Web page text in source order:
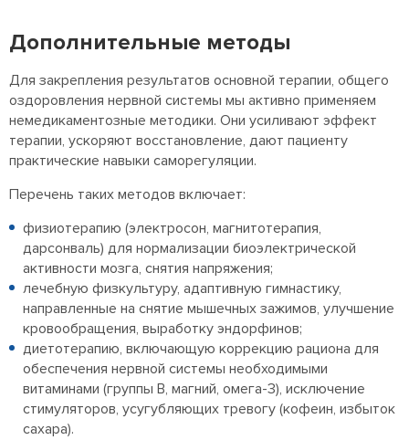
Дополнительные методы
Для закрепления результатов основной терапии, общего
оздоровления нервной системы мы активно применяем
немедикаментозные методики. Они усиливают эффект
терапии, ускоряют восстановление, дают пациенту
практические навыки саморегуляции.
Перечень таких методов включает:
физиотерапию (электросон, магнитотерапия,
дарсонваль) для нормализации биоэлектрической
активности мозга, снятия напряжения;
лечебную физкультуру, адаптивную гимнастику,
направленные на снятие мышечных зажимов, улучшение
кровообращения, выработку эндорфинов;
диетотерапию, включающую коррекцию рациона для
обеспечения нервной системы необходимыми
витаминами (группы B, магний, омега-3), исключение
стимуляторов, усугубляющих тревогу (кофеин, избыток
сахара).